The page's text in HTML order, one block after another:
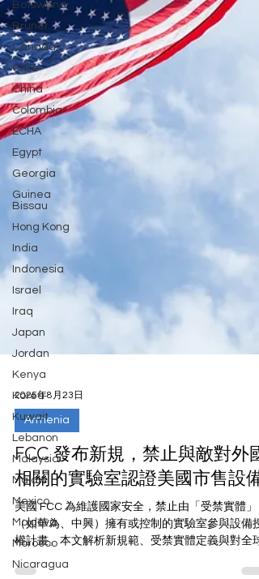
Botswana
Brunei
Canada
Chile
China
Colombia
ECHA
Egypt
Georgia
Guinea
Bissau
Hong Kong
India
Indonesia
Israel
Iraq
Japan
Jordan
Kenya
Korea
Kuwait
Lebanon
Malaysia
Malawi
Mexico
Moldova
Morocco
Nicaragua
2025年8月23日
Armenia
FCC 發布新規，禁止與敵對外國
相關的實驗室認證美國市售設備
美國 FCC 為維護國家安全，禁止由「受禁實體」
權計畫。本文解析新規範、受禁實體定義與對全球